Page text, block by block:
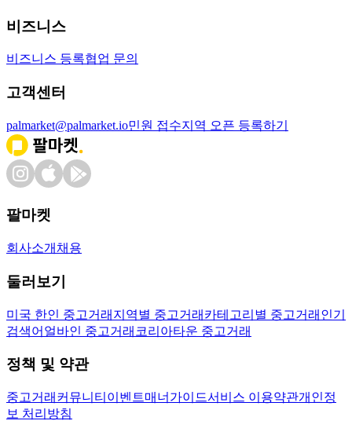
비즈니스
비즈니스 등록협업 문의
고객센터
palmarket@palmarket.io민원 접수지역 오픈 등록하기
팔마켓
회사소개 채용
둘러보기
미국 한인 중고거래 지역별 중고거래 카테고리별 중고거래 인기
검색어 얼바인 중고거래 코리아타운 중고거래
정책 및 약관
중고거래 커뮤니티 이벤트매너가이드서비스 이용약관개인정
보 처리방침